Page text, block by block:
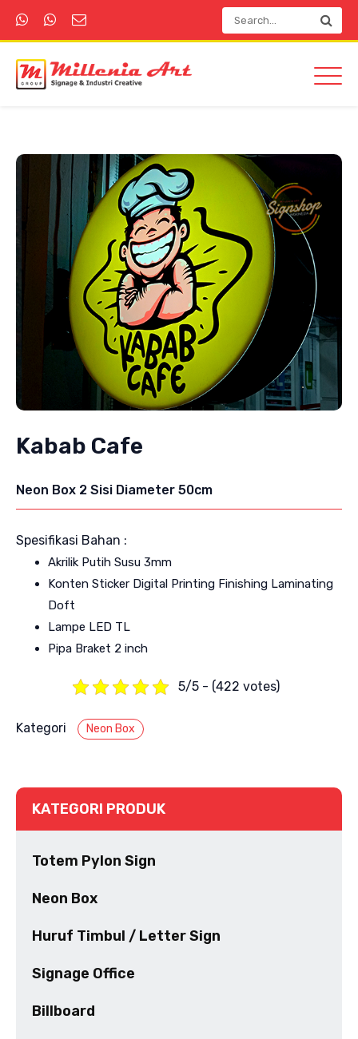
Kabab Cafe
Neon Box 2 Sisi Diameter 50cm
Spesifikasi Bahan :
Akrilik Putih Susu 3mm
Konten Sticker Digital Printing Finishing Laminating
Doft
Lampe LED TL
Pipa Braket 2 inch
5/5 - (422 votes)
Kategori Neon Box
KATEGORI PRODUK
Totem Pylon Sign
Neon Box
Huruf Timbul / Letter Sign
Signage Office
Billboard